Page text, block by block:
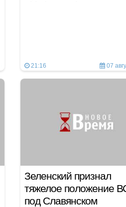
21:16 07
Зеленский признал
тяжелое положение
под Славянском